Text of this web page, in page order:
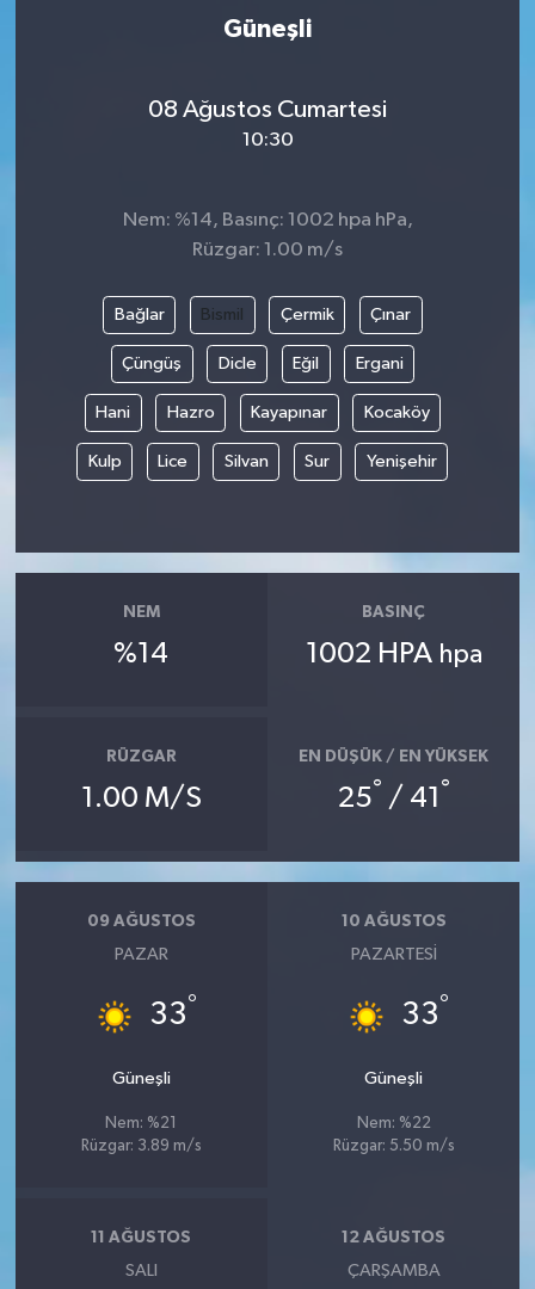
Güneşli
08 Ağustos Cumartesi
10:30
Nem: %14, Basınç: 1002 hpa hPa,
Rüzgar: 1.00 m/s
Bağlar Bismil Çermik Çınar
Çüngüş Dicle Eğil Ergani
Hani Hazro Kayapınar Kocaköy
Kulp Lice Silvan Sur Yenişehir
NEM
%14
BASINÇ
1002 HPA hpa
RÜZGAR
1.00 M/S
EN DÜŞÜK / EN YÜKSEK
25° / 41 °
09 AĞUSTOS
PAZAR
33°
Güneşli
Nem: %21
Rüzgar: 3.89 m/s
10 AĞUSTOS
PAZARTESI
33°
Güneşli
Nem: %22
Rüzgar: 5.50 m/s
11 AĞUSTOS
SALI
12 AĞUSTOS
ÇARŞAMBA